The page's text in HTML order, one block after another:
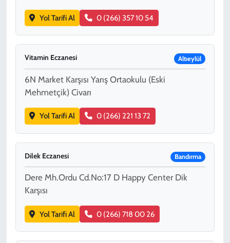
Yol Tarifi Al 0 (266) 357 10 54
Vitamin Eczanesi Altıeylül
6N Market Karşısı Yarış Ortaokulu (Eski
Mehmetçik) Civarı
Yol Tarifi Al 0 (266) 221 13 72
Dilek Eczanesi Bandırma
Dere Mh.Ordu Cd.No:17 D Happy Center Dik
Karşısı
Yol Tarifi Al 0 (266) 718 00 26